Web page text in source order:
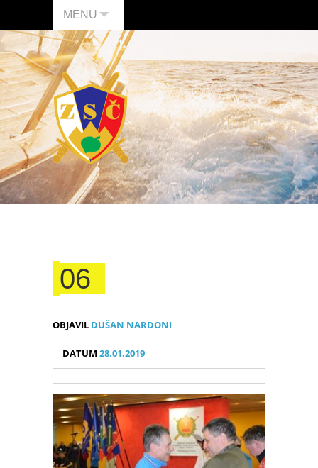
MENU
06
OBJAVIL DUŠAN NARDONI
DATUM28.01.2019